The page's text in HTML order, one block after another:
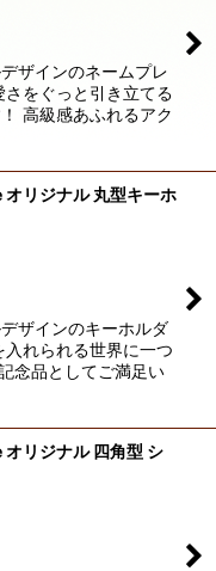
ザインのネームプレ
をぐっと引き立てる
高級感あふれるアク
リジナル 丸型キーホ
ザインのキーホルダ
れられる世界に一つ
念品としてご満足い
リジナル 四角型 シ